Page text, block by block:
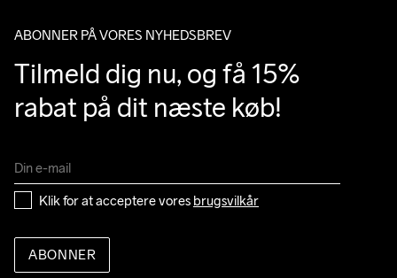
ABONNER PÅ VORES NYHEDSBREV
Tilmeld dig nu, og få 15%
rabat på dit næste køb!
Klik for at acceptere vores brugsvilkår
ABONNER